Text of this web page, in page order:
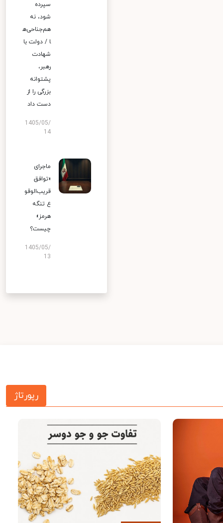
سپرده
شود، نه
هم‌جناحی‌ه
ا / دولت با
شهادت
رهبر،
پشتوانه
بزرگی را از
دست داد
1405/05/
14
ماجرای
«توافق
قریب‌الوقو
ع تنگه
هرمز»
چیست؟
1405/05/
13
رپورتاژ